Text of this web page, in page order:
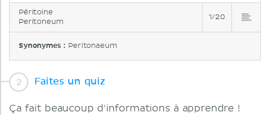
Péritoine
Peritoneum
1/20
Synonymes : Peritonaeum
Faites un quiz
Ça fait beaucoup d'informations à apprendre !